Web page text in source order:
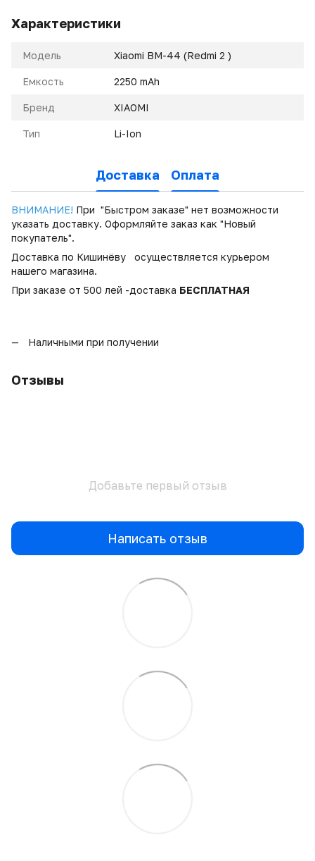
Характеристики
Модель Xiaomi BM-44 (Redmi 2 )
Емкость 2250 mAh
Бренд XIAOMI
Тип Li-Ion
Доставка Оплата
ВНИМАНИЕ! При "Быстром заказе" нет возможности
указать доставку. Оформляйте заказ как "Новый
покупатель".
Доставка по Кишинёву осуществляется курьером
нашего магазина.
При заказе от 500 лей -доставка БЕСПЛАТНАЯ
Наличными при получении
Отзывы
Добавьте первый отзыв
Написать отзыв